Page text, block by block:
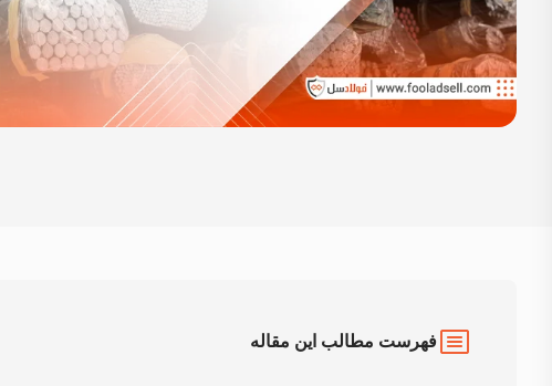
فهرست مطالب این مقاله